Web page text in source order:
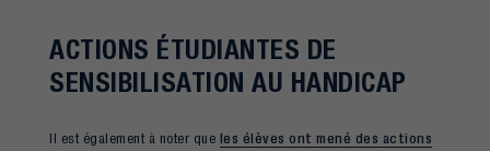
ACTIONS ÉTUDIANTES DE
SENSIBILISATION AU HANDICAP
Il est également à noter que les élèves ont mené des actions